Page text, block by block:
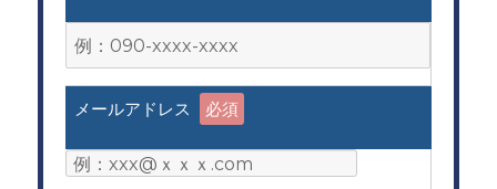
メールアドレス 必須